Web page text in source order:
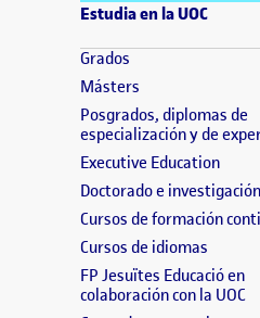
Estudia en la UOC
Grados (se abre en
Másters (se abre en
Posgrados, diplomas de
especialización y de
Executive Education(se
Doctorado e investigación
Cursos de formación
Cursos de idiomas (se
FP Jesuïtes Educació en
colaboración con la UOC